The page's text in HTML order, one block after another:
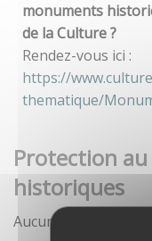
monuments
de la Culture ?
Rendez-vous ici :
https://
thematique/
Protection
historiques
Aucune démarche